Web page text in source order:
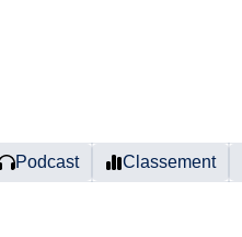
Podcast Classement